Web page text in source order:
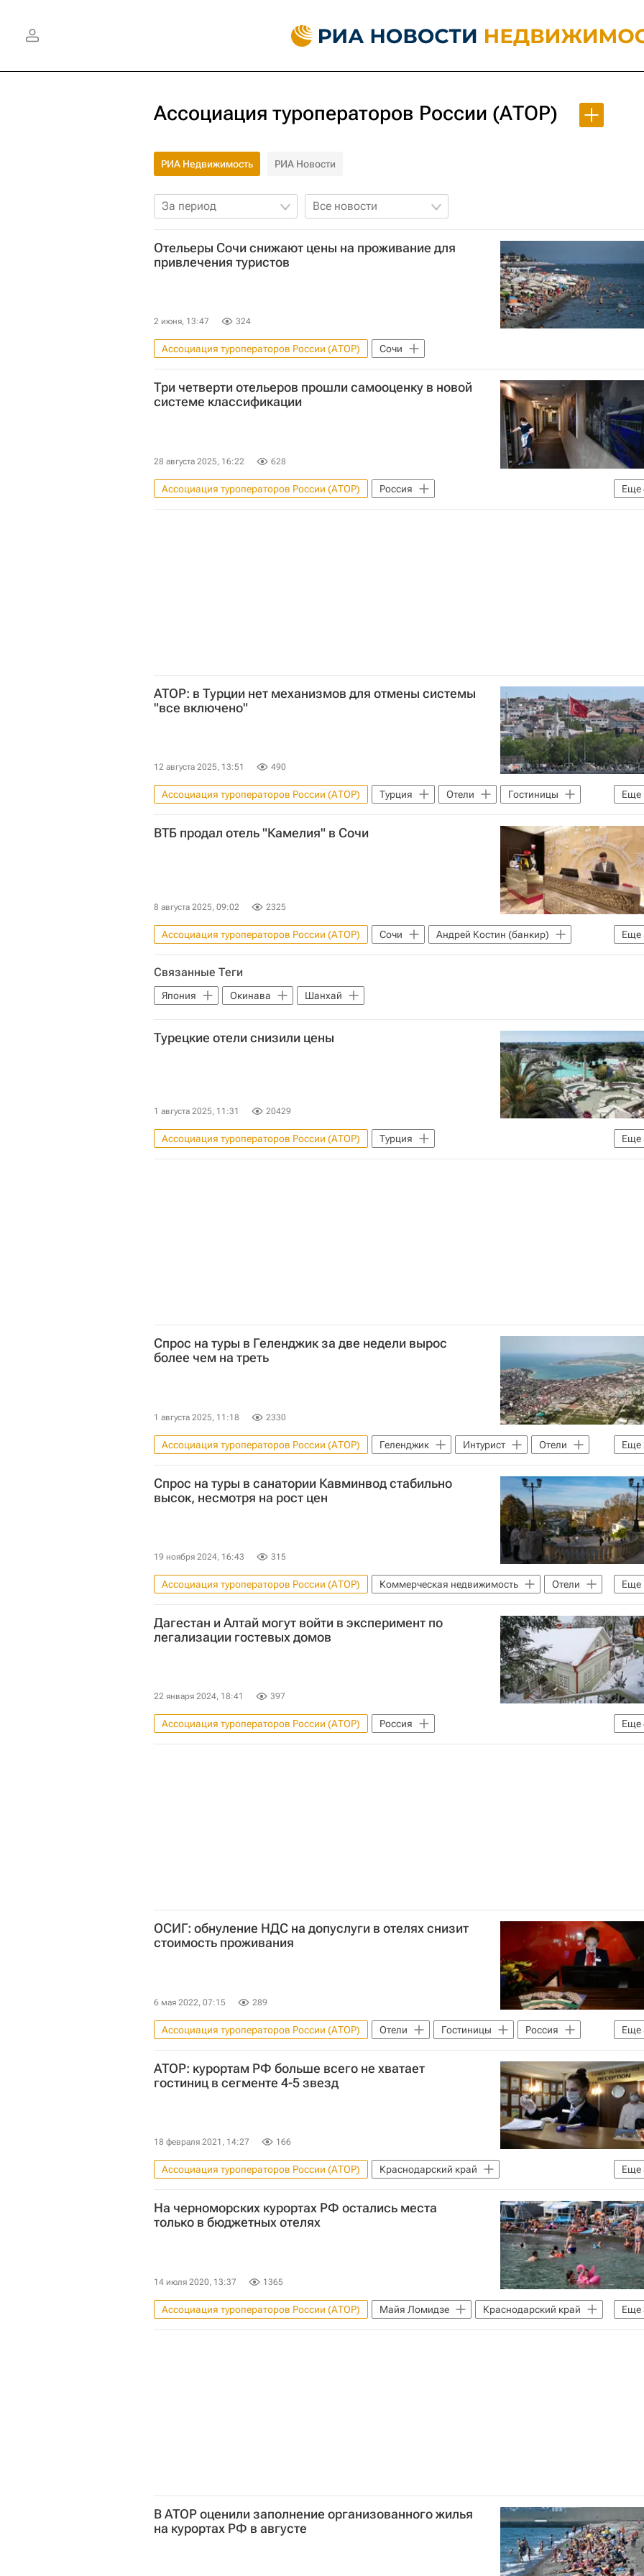
Ассоциация туроператоров России (АТОР)
РИА Недвижимость РИА Новости
За период Все новости
Отельеры Сочи снижают цены на проживание для
привлечения туристов
2 июня, 13:47 324
Ассоциация туроператоров России (АТОР) Сочи
Три четверти отельеров прошли самооценку в новой
системе классификации
28 августа 2025, 16:22 628
Еще
Ассоциация туроператоров России (АТОР)
Россия
Федеральная служба по аккредитации (Росаккредитация)
Отели
Гостиницы
АТОР: в Турции нет механизмов для отмены системы
"все включено"
12 августа 2025, 13:51 490
Еще
Ассоциация туроператоров России (АТОР) Турция Отели
Гостиницы
Коммерческая недвижимость
ВТБ продал отель "Камелия" в Сочи
8 августа 2025, 09:02 2325
Еще
Ассоциация туроператоров России (АТОР) Сочи
Андрей Костин (банкир)
Российский союз промышленников и предпринимателей
Торгово-промышленная палата РФ
Коммерческая недвижимость
Связанные Теги
Япония Окинава Шанхай
Турецкие отели снизили цены
1 августа 2025, 11:31 20429
Еще
Ассоциация туроператоров России (АТОР)
Турция
Российский союз туриндустрии (РСТ)
Отели Гостиницы
Цены
Спрос на туры в Геленджик за две недели вырос
более чем на треть
1 августа 2025, 11:18 2330
Еще
Ассоциация туроператоров России (АТОР) Геленджик Интурист
Отели
Гостиницы
Коммерческая недвижимость
Спрос на туры в санатории Кавминвод стабильно
высок, несмотря на рост цен
19 ноября 2024, 16:43 315
Еще
Ассоциация туроператоров России (АТОР) Коммерческая недвижимость
Отели
Гостиницы
Дагестан и Алтай могут войти в эксперимент по
легализации гостевых домов
22 января 2024, 18:41 397
Еще
Ассоциация туроператоров России (АТОР)
Россия
Министерство экономического развития РФ (Минэкономразвития России)
ОСИГ: обнуление НДС на допуслуги в отелях снизит
стоимость проживания
6 мая 2022, 07:15 289
Еще
Ассоциация туроператоров России (АТОР) Отели Гостиницы
Россия
Дмитрий Чернышенко
Коммерческая недвижимость Налоги
НДС
Цены
АТОР: курортам РФ больше всего не хватает
гостиниц в сегменте 4-5 звезд
18 февраля 2021, 14:27 166
Еще
Ассоциация туроператоров России (АТОР)
Краснодарский край
Коммерческая недвижимость
Отели Гостиницы
На черноморских курортах РФ остались места
только в бюджетных отелях
14 июля 2020, 13:37 1365
Еще
Ассоциация туроператоров России (АТОР) Майя Ломидзе
Краснодарский край
Федеральная служба по надзору в сфере защиты прав потребителей и благополучия человека (Роспотребнадзор)
В АТОР оценили заполнение организованного жилья
на курортах РФ в августе